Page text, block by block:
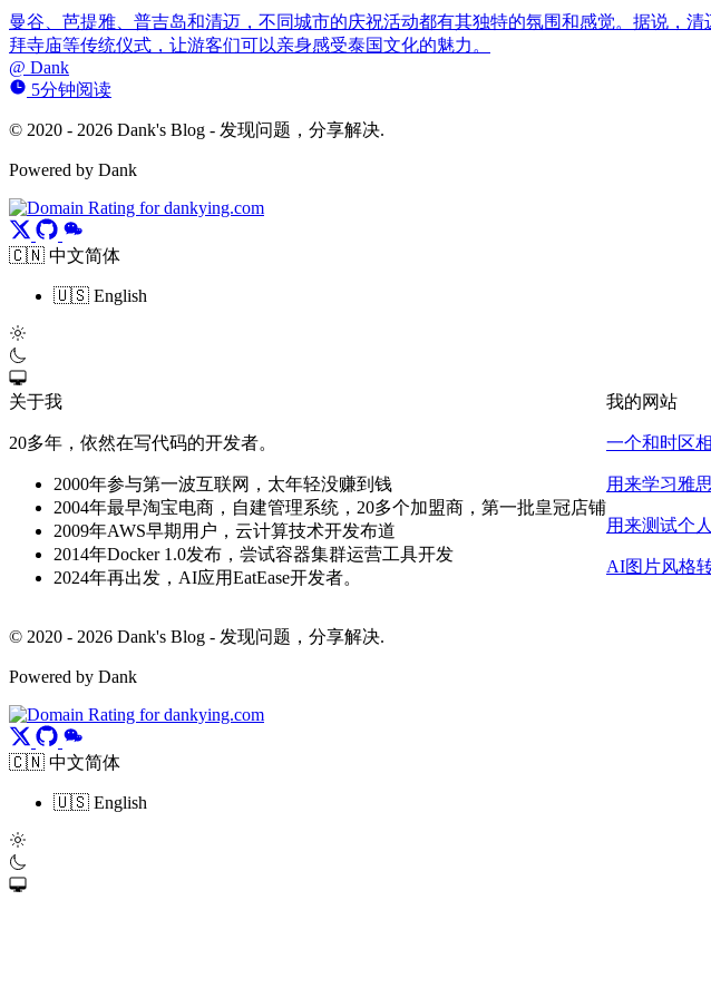
曼谷、芭提雅、普吉岛和清迈，不同城市的庆祝活动都有其独特的氛围和感觉。据说，
拜寺庙等传统仪式，让游客们可以亲身感受泰国文化的魅力。
@ Dank
5分钟阅读
© 2020 - 2026 Dank's Blog - 发现问题，分享解决.
Powered by Dank
🇨🇳 中文简体
🇺🇸 English
关于我
20多年，依然在写代码的开发者。
2000年参与第一波互联网，太年轻没赚到钱
2004年最早淘宝电商，自建管理系统，20多个加盟商，第一批皇冠店铺
2009年AWS早期用户，云计算技术开发布道
2014年Docker 1.0发布，尝试容器集群运营工具开发
2024年再出发，AI应用EatEase开发者。
我的网站
一个和时区
用来学习雅
用来测试个
AI图片风格
© 2020 - 2026 Dank's Blog - 发现问题，分享解决.
Powered by Dank
🇨🇳 中文简体
🇺🇸 English